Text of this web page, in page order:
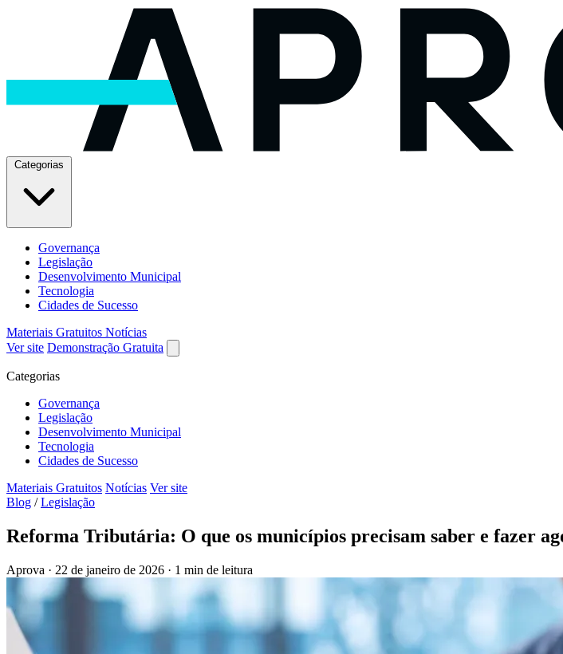
Governança
Legislação
Desenvolvimento Municipal
Tecnologia
Cidades de Sucesso
Materiais Gratuitos Notícias
Ver site Demonstração Gratuita
Categorias
Governança
Legislação
Desenvolvimento Municipal
Tecnologia
Cidades de Sucesso
Materiais Gratuitos Notícias Ver site
Blog / Legislação
Reforma Tributária: O que os municípios precisam saber e fazer
Aprova · 22 de janeiro de 2026 · 1 min de leitura